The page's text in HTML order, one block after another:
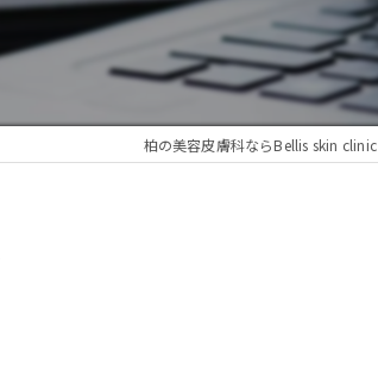
スキンケア
柏の美容皮膚科ならBellis skin clinic